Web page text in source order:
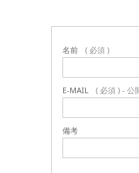
名前 ( 必須 )
E-MAIL ( 必須 ) - 公
備考